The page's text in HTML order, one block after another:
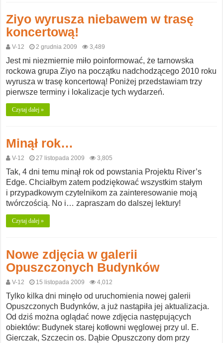
Ziyo wyrusza niebawem w trasę
koncertową!
V-12 2 grudnia 2009 3,489
Jest mi niezmiernie miło poinformować, że tarnowska
rockowa grupa Ziyo na początku nadchodzącego 2010 roku
wyrusza w trasę koncertową! Poniżej przedstawiam trzy
pierwsze terminy i lokalizacje tych wydarzeń.
Czytaj dalej »
Minął rok…
V-12 27 listopada 2009 3,805
Tak, 4 dni temu minął rok od powstania Projektu River’s
Edge. Chciałbym zatem podziękować wszystkim stałym
i przypadkowym czytelnikom za zainteresowanie moją
twórczością. No i… zapraszam do dalszej lektury!
Czytaj dalej »
Nowe zdjęcia w galerii
Opuszczonych Budynków
V-12 15 listopada 2009 4,012
Tylko kilka dni minęło od uruchomienia nowej galerii
Opuszczonych Budynków, a już nastąpiła jej aktualizacja.
Od dziś można oglądać nowe zdjęcia następujących
obiektów: Budynek starej kotłowni węglowej przy ul. E.
Gierczak, Szczecin os. Dąbie Opuszczony dom przy